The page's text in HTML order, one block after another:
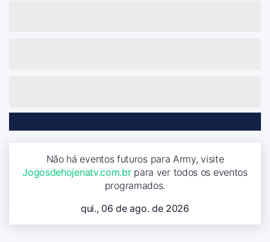
Não há eventos futuros para Army, visite
Jogosdehojenatv.com.brpara ver todos os eventos
programados.
qui., 06 de ago. de 2026